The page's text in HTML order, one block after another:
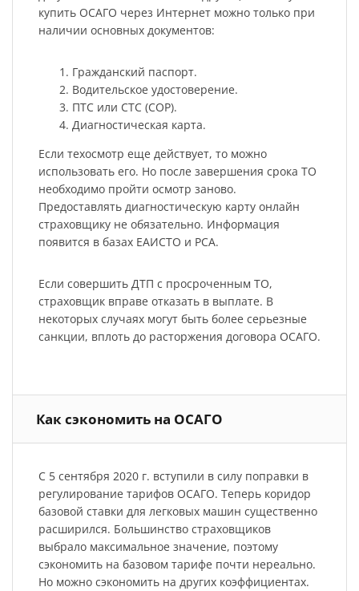
купить ОСАГО через Интернет можно только при
наличии основных документов:
Гражданский паспорт.
Водительское удостоверение.
ПТС или СТС (СОР).
Диагностическая карта.
Если техосмотр еще действует, то можно
использовать его. Но после завершения срока ТО
необходимо пройти осмотр заново.
Предоставлять диагностическую карту онлайн
страховщику не обязательно. Информация
появится в базах ЕАИСТО и РСА.
Если совершить ДТП с просроченным ТО,
страховщик вправе отказать в выплате. В
некоторых случаях могут быть более серьезные
санкции, вплоть до расторжения договора ОСАГО.
Как сэкономить на ОСАГО
С 5 сентября 2020 г. вступили в силу поправки в
регулирование тарифов ОСАГО. Теперь коридор
базовой ставки для легковых машин существенно
расширился. Большинство страховщиков
выбрало максимальное значение, поэтому
сэкономить на базовом тарифе почти нереально.
Но можно сэкономить на других коэффициентах.